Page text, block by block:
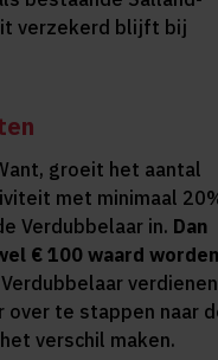
verzekerd blijft bij
groeit het aantal
met minimaal
Verdubbelaar in. Dan
€ 100 waard
te stappen naar
verschil maken.